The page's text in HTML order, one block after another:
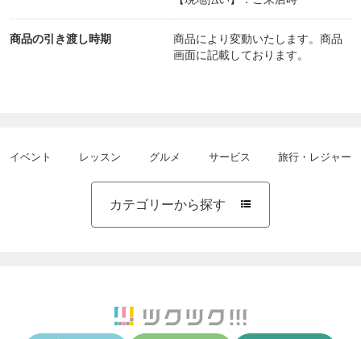
いることです。
れらはただの理論書ではなく、ハーネマンの長年に
述された『実践の書』であるため、ホメオパスとし
て要求される技能と心得の基盤となるものです。
論を3年生の後半からはトレーナー付きで実践に移し
ていきます。そのため、実践デビューにつきものの
商品の引き渡し時期
商品により変動いたします。商品
画面に記載しております。
イベント レッスン グルメ サービス 旅行・レジャー
カテゴリーから探す 